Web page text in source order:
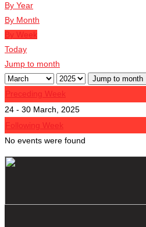
By Year
By Month
By Week
Today
Jump to month
Jump to month
Preceding Week
24 - 30 March, 2025
Following Week
No events were found